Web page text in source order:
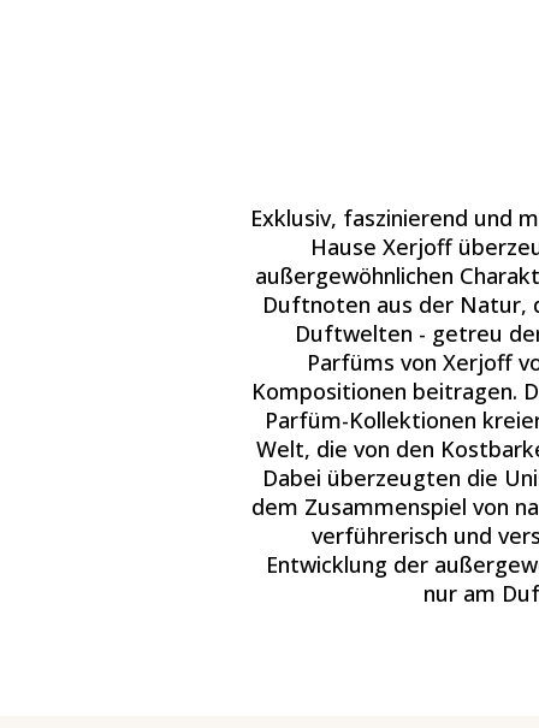
Exklusiv, faszinierend und
Hause Xerjoff
außergewöhnlichen
Duftnoten aus der Natur,
Duftwelten - getreu
Parfüms von Xerjoff
Kompositionen beitragen.
Parfüm-Kollektionen
Welt, die von den
Dabei überzeugten die
dem Zusammenspiel von
verführerisch und
Entwicklung der
nur am